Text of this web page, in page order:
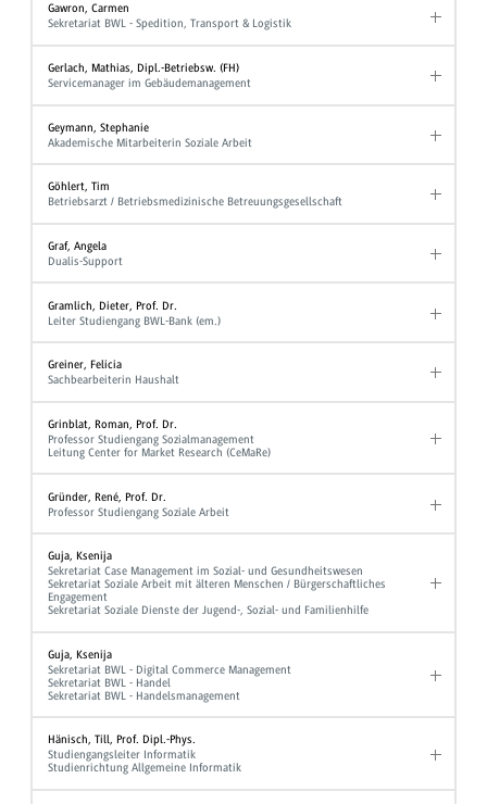
Gawron, Carmen
Sekretariat BWL - Spedition, Transport & Logistik
Gerlach, Mathias, Dipl.-Betriebsw. (FH)
Servicemanager im Gebäudemanagement
Geymann, Stephanie
Akademische Mitarbeiterin Soziale Arbeit
Göhlert, Tim
Betriebsarzt / Betriebsmedizinische Betreuungsgesellschaft
Graf, Angela
Dualis-Support
Gramlich, Dieter, Prof. Dr.
Leiter Studiengang BWL-Bank (em.)
Greiner, Felicia
Sachbearbeiterin Haushalt
Grinblat, Roman, Prof. Dr.
Professor Studiengang Sozialmanagement
Leitung Center for Market Research (CeMaRe)
Gründer, René, Prof. Dr.
Professor Studiengang Soziale Arbeit
Guja, Ksenija
Sekretariat Case Management im Sozial- und Gesundheitswesen
Sekretariat Soziale Arbeit mit älteren Menschen / Bürgerschaftliches
Engagement
Sekretariat Soziale Dienste der Jugend-, Sozial- und Familienhilfe
Guja, Ksenija
Sekretariat BWL - Digital Commerce Management
Sekretariat BWL - Handel
Sekretariat BWL - Handelsmanagement
Hänisch, Till, Prof. Dipl.-Phys.
Studiengangsleiter Informatik
Studienrichtung Allgemeine Informatik